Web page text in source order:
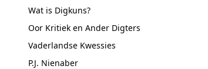
Wat is Digkuns?
Oor Kritiek en Ander Digters
Vaderlandse Kwessies
P.J. Nienaber